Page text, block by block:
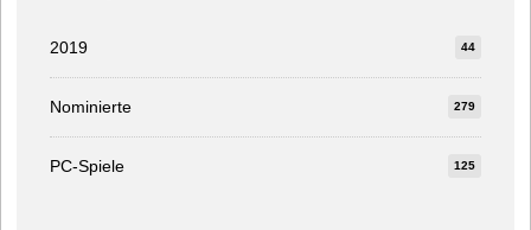
2019 44
Nominierte 279
PC-Spiele 125